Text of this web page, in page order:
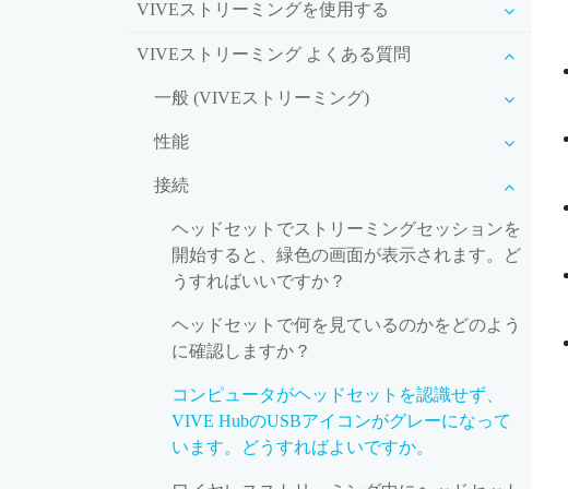
VIVEストリーミングを使用する
VIVEストリーミング よくある質問
一般 (VIVEストリーミング)
性能
接続
ヘッドセットでストリーミングセッションを
開始すると、緑色の画面が表示されます。ど
うすればいいですか？
ヘッドセットで何を見ているのかをどのよう
に確認しますか？
コンピュータがヘッドセットを認識せず、
VIVE HubのUSBアイコンがグレーになって
います。どうすればよいですか。